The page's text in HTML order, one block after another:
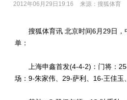
2012年06月29日19:16 来源： 搜狐体育
搜狐体育讯 北京时间6月29日，
单：
上海申鑫首发(4-4-2)：门将：25-
场：9-朱家伟、29-萨利、16-王佳